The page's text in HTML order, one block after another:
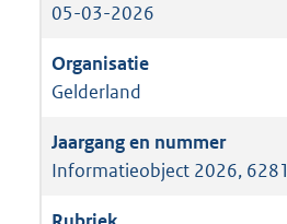
05-03-2026
Gelderland
Informatieobject 2026, 6281